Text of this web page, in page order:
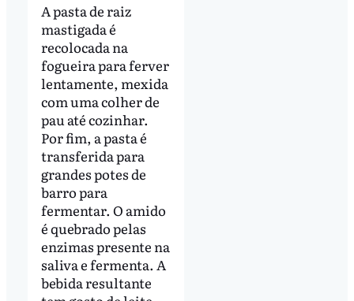
A pasta de raiz
mastigada é
recolocada na
fogueira para ferver
lentamente, mexida
com uma colher de
pau até cozinhar.
Por fim, a pasta é
transferida para
grandes potes de
barro para
fermentar. O amido
é quebrado pelas
enzimas presente na
saliva e fermenta. A
bebida resultante